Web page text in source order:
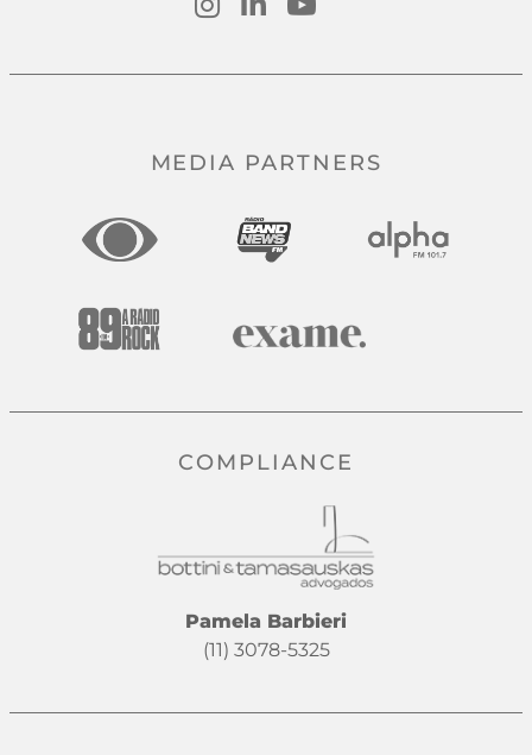
MEDIA PARTNERS
COMPLIANCE
Pamela Barbieri
(11) 3078-5325